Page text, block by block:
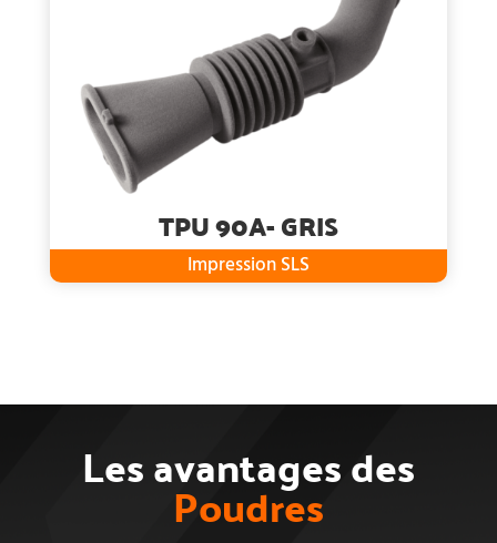
TPU 90A- GRIS
Impression SLS
Les avantages des
Poudres